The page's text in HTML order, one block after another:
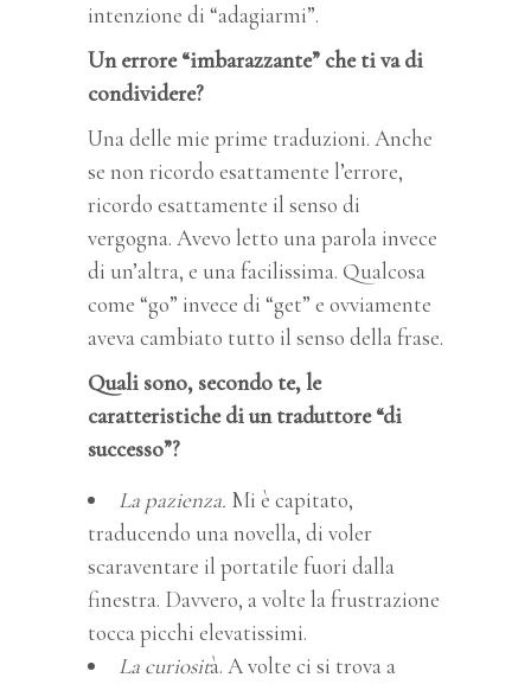
intenzione di “adagiarmi”.
Un errore “imbarazzante” che ti va di
condividere?
Una delle mie prime traduzioni. Anche
se non ricordo esattamente l’errore,
ricordo esattamente il senso di
vergogna. Avevo letto una parola invece
di un’altra, e una facilissima. Qualcosa
come “go” invece di “get” e ovviamente
aveva cambiato tutto il senso della frase.
Quali sono, secondo te, le
caratteristiche di un traduttore “di
successo”?
La pazienza. Mi è capitato,
traducendo una novella, di voler
scaraventare il portatile fuori dalla
finestra. Davvero, a volte la frustrazione
tocca picchi elevatissimi.
La curiosità. A volte ci si trova a